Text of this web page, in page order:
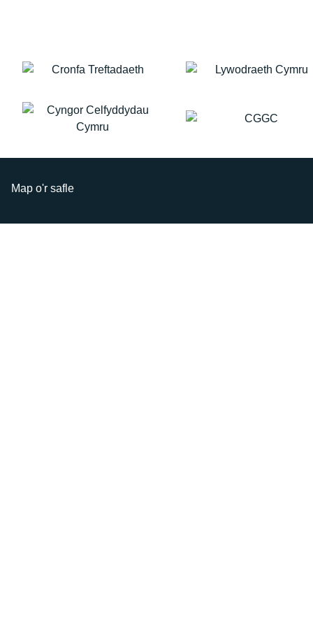
yn pwysleisio sut mae creu gweithleoedd
ehangach.
Map o'r safle